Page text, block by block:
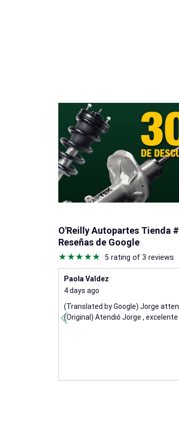
O'Reilly Autopartes Tienda
Reseñas de Google
5 rating of 3 reviews
Paola Valdez
4 days ago
(Translated by Google) Jorge
(Original) Atendió Jorge ,